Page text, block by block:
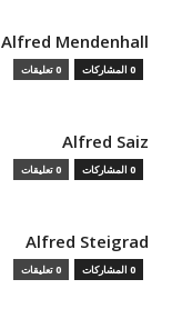
Alfred Mendenhall
0 المشاركات 0 تعليقات
Alfred Saiz
0 المشاركات 0 تعليقات
Alfred Steigrad
0 المشاركات 0 تعليقات